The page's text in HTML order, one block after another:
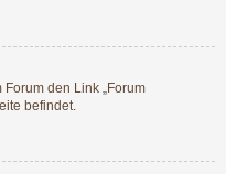
den Link „Forum
befindet.